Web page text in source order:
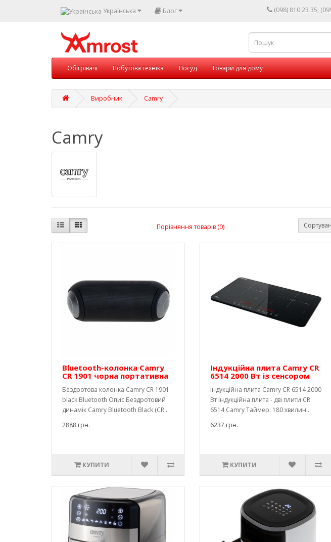
Українська Блог (098) 810 23 35;
Обігрівачі Побутова техніка Посуд Товари для дому
Виробник Camry
Camry
Порівняння товарів (0)
Bluetooth-колонка Camry
CR 1901 чорна портативна
Бездротова колонка Camry CR 1901
black Bluetooth Опис Бездротовий
динамік Camry Bluetooth Black (CR ..
2888 грн.
КУПИТИ
Індукційна плита Camry CR
6514 2000 Вт із сенсором
Індукційна плита Camry CR 6514 2000
Вт Індукційна плита - дві плити CR
6514 Camry Таймер: 180 хвилин..
6237 грн.
КУПИТИ